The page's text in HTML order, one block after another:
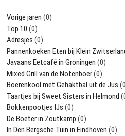
Vorige jaren (0)
Top 10 (0)
Adresjes (0)
Pannenkoeken Eten bij Klein
Javaans Eetcafé in Groningen (0)
Mixed Grill van de Notenboer(0)
Boerenkool met Gehaktbal uit de Jus
Taartjes bij Sweet Sisters in Helmond
Bokkenpootjes IJs (0)
De Boeter in Zoutkamp (0)
In Den Bergsche Tuin in Eindhoven (0)